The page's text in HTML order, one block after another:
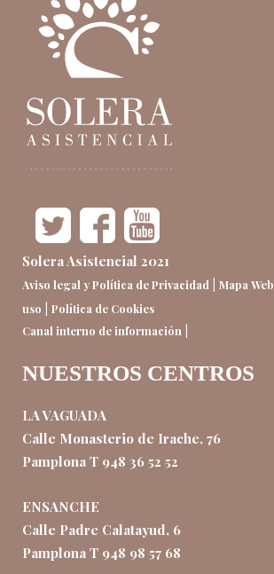
Solera Asistencial 2021
Aviso legal y Política de Privacidad Mapa Web
uso
Política de Cookies
Canal interno de información
NUESTROS CENTROS
LA VAGUADA
Calle Monasterio de Irache, 76
Pamplona T 948 36 52 52
ENSANCHE
Calle Padre Calatayud, 6
Pamplona T 948 98 57 68